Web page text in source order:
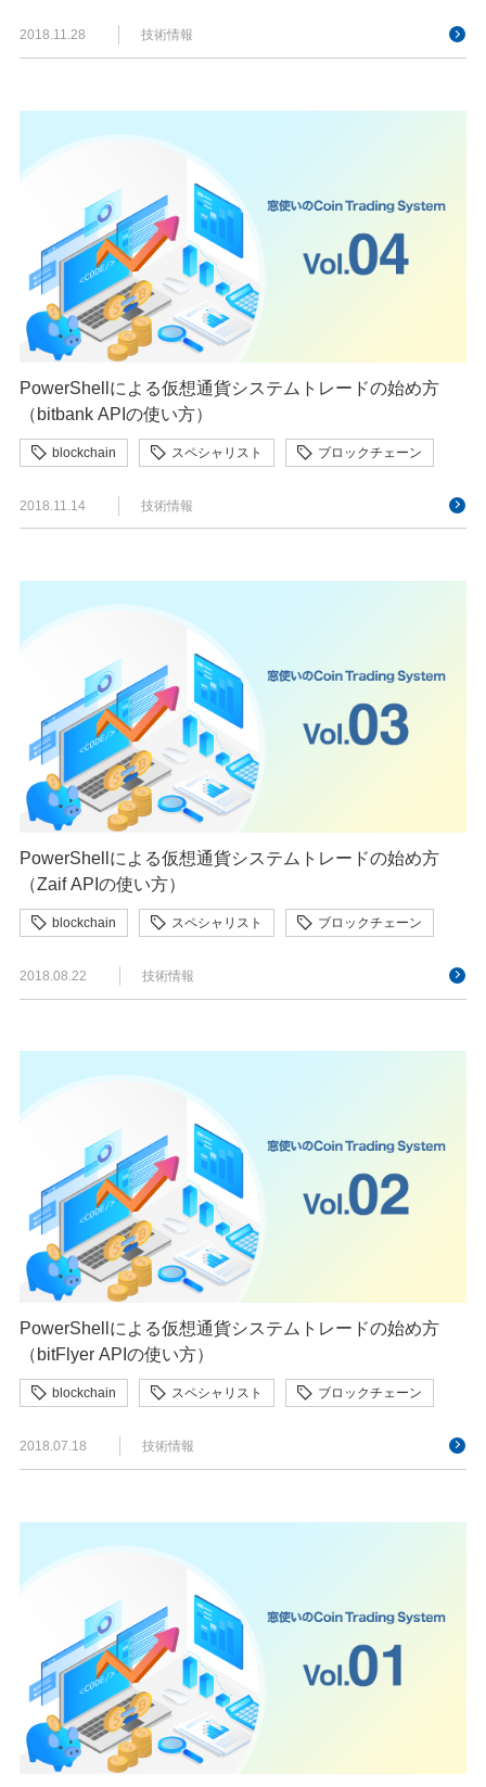
2018.11.28 技術情報
PowerShellによる仮想通貨システムトレードの始め方
（bitbank APIの使い方）
blockchain スペシャリスト ブロックチェーン
2018.11.14 技術情報
PowerShellによる仮想通貨システムトレードの始め方
（Zaif APIの使い方）
blockchain スペシャリスト ブロックチェーン
2018.08.22 技術情報
PowerShellによる仮想通貨システムトレードの始め方
（bitFlyer APIの使い方）
blockchain スペシャリスト ブロックチェーン
2018.07.18 技術情報